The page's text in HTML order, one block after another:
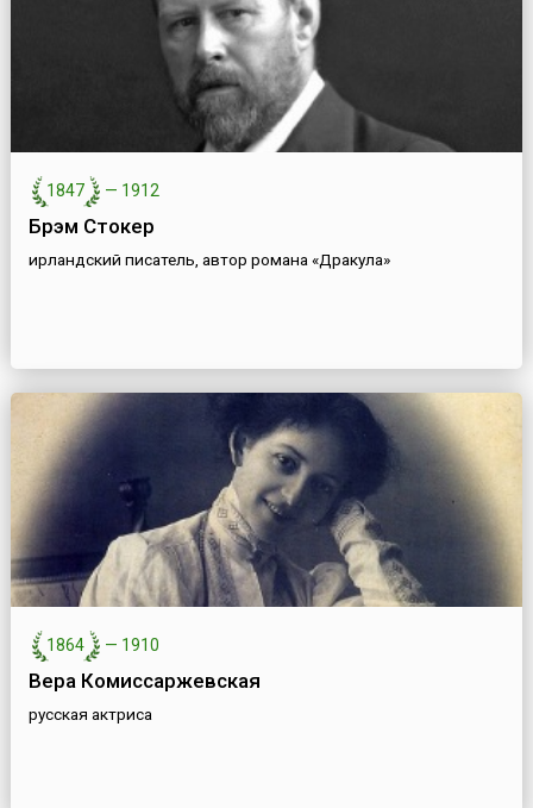
1847 — 1912
Брэм Стокер
ирландский писатель, автор романа «Дракула»
1864 — 1910
Вера Комиссаржевская
русская актриса